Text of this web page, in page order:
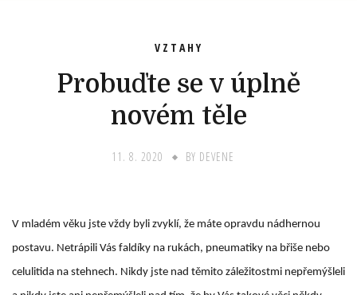
VZTAHY
Probuďte se v úplně
novém těle
11. 8. 2020 BY DEVENE
V mladém věku jste vždy byli zvyklí, že máte opravdu nádhernou
postavu. Netrápili Vás faldíky na rukách, pneumatiky na břiše nebo
celulitida na stehnech. Nikdy jste nad těmito záležitostmi nepřemýšleli